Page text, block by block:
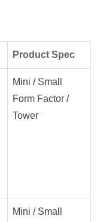
Product Spec
Mini / Small
Form Factor /
Tower
Mini / Small